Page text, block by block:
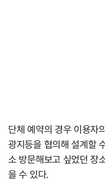
단체 예약의 경우 이용자
광지등을 협의해 설계할
소 방문해보고 싶었던 장
을 수 있다.